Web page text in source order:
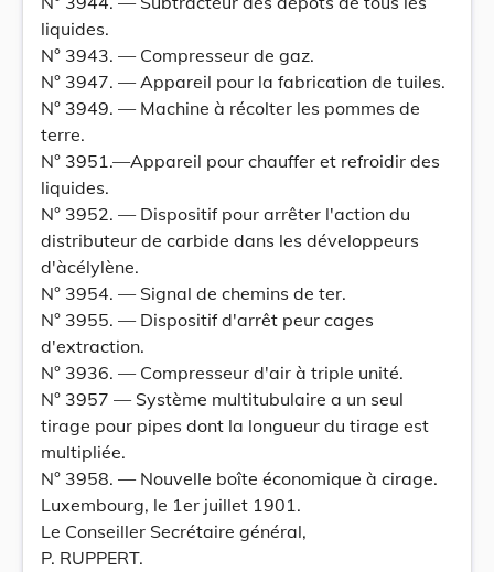
liquides.
N° 3943. — Compresseur de gaz.
N° 3947. — Appareil pour la fabrication de tuiles.
N° 3949. — Machine à récolter les pommes de
terre.
N° 3951.—Appareil pour chauffer et refroidir des
liquides.
N° 3952. — Dispositif pour arrêter l'action du
distributeur de carbide dans les développeurs
d'àcélylène.
N° 3954. — Signal de chemins de ter.
N° 3955. — Dispositif d'arrêt peur cages
d'extraction.
N° 3936. — Compresseur d'air à triple unité.
N° 3957 — Système multitubulaire a un seul
tirage pour pipes dont la longueur du tirage est
multipliée.
N° 3958. — Nouvelle boîte économique à cirage.
Luxembourg, le 1er juillet 1901.
Le Conseiller Secrétaire général,
P. RUPPERT.